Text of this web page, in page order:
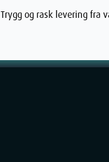
Trygg og rask levering fra